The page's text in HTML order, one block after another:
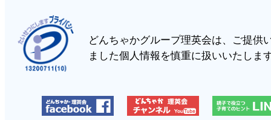
どんちゃかグループ理英会は、ご提供
ました個人情報を慎重に扱いいたしま